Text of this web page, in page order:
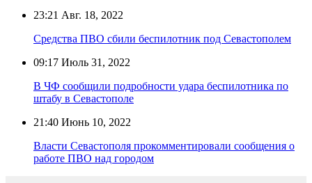
23:21 Авг. 18, 2022
Средства ПВО сбили беспилотник под Севастополем
09:17 Июль 31, 2022
В ЧФ сообщили подробности удара беспилотника по
штабу в Севастополе
21:40 Июнь 10, 2022
Власти Севастополя прокомментировали сообщения о
работе ПВО над городом